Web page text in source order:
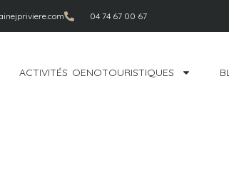
04 74 67 00 67
ACTIVITÉS OENOTOURISTIQUES